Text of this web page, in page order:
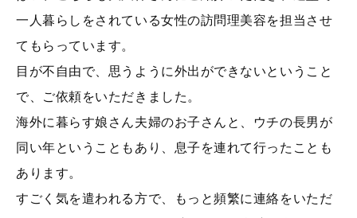
一人暮らしをされている女性の訪問理美容を担当させ
てもらっています。
目が不自由で、思うように外出ができないということ
で、ご依頼をいただきました。
海外に暮らす娘さん夫婦のお子さんと、ウチの長男が
同い年ということもあり、息子を連れて行ったことも
あります。
すごく気を遣われる方で、もっと頻繁に連絡をいただ